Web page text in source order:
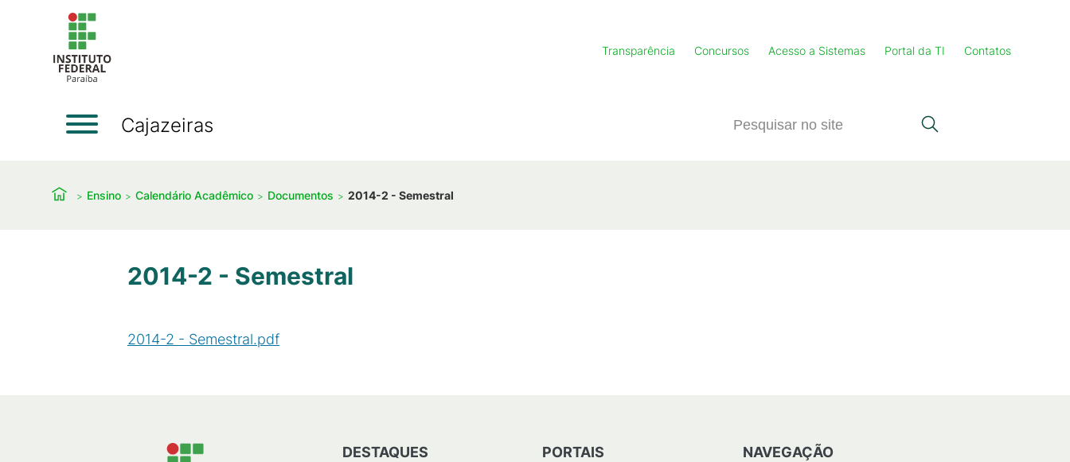
Transparência Concursos Acesso a Sistemas Portal da TI Contatos
Cajazeiras
Ensino Calendário Acadêmico Documentos 2014-2 - Semestral
2014-2 - Semestral
2014-2 - Semestral.pdf
DESTAQUES PORTAIS NAVEGAÇÃO